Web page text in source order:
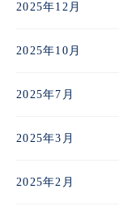
2025年12月
2025年10月
2025年7月
2025年3月
2025年2月